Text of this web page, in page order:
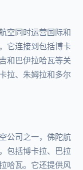
空同时运营国际和
它连接到包括博卡
和巴伊拉哈瓦等关
拉、朱姆拉和多尔
公司之一，佛陀航
包括博卡拉、巴拉
哈瓦。它还提供风